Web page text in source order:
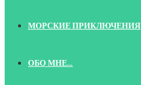
МОРСКИЕ ПРИКЛЮЧЕНИЯ
ОБО МНЕ…